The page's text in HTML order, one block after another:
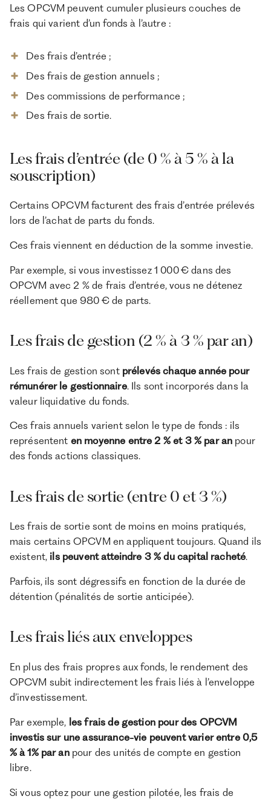
Les OPCVM peuvent cumuler plusieurs couches de
frais qui varient d’un fonds à l’autre :
Des frais d’entrée ;
Des frais de gestion annuels ;
Des commissions de performance ;
Des frais de sortie.
Les frais d’entrée (de 0 % à 5 % à la
souscription)
Certains OPCVM facturent des frais d’entrée prélevés
lors de l’achat de parts du fonds.
Ces frais viennent en déduction de la somme investie.
Par exemple, si vous investissez 1 000 € dans des
OPCVM avec 2 % de frais d’entrée, vous ne détenez
réellement que 980 € de parts.
Les frais de gestion (2 % à 3 % par an)
Les frais de gestion sont prélevés chaque année pour
rémunérer le gestionnaire. Ils sont incorporés dans la
valeur liquidative du fonds.
Ces frais annuels varient selon le type de fonds : ils
représentent en moyenne entre 2 % et 3 % par an pour
des fonds actions classiques.
Les frais de sortie (entre 0 et 3 %)
Les frais de sortie sont de moins en moins pratiqués,
mais certains OPCVM en appliquent toujours. Quand ils
existent, ils peuvent atteindre 3 % du capital racheté.
Parfois, ils sont dégressifs en fonction de la durée de
détention (pénalités de sortie anticipée).
Les frais liés aux enveloppes
En plus des frais propres aux fonds, le rendement des
OPCVM subit indirectement les frais liés à l’enveloppe
d’investissement.
Par exemple, les frais de gestion pour des OPCVM
investis sur une assurance-vie peuvent varier entre 0,5
% à 1% par anpour des unités de compte en gestion
libre.
Si vous optez pour une gestion pilotée, les frais de